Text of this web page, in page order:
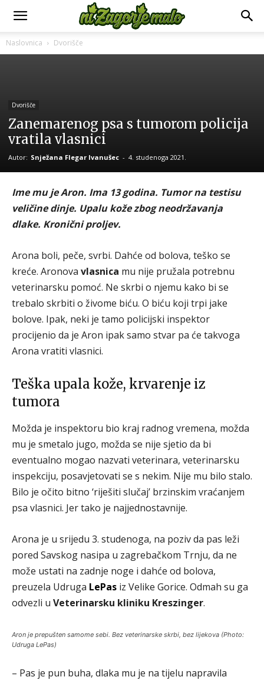
Naslovnica Dvorišče
Dvorišče
Zanemarenog psa s tumorom policija
vratila vlasnici
Autor: Snježana Flegar Ivanušec - 4. studenoga 2021.
Ime mu je Aron. Ima 13 godina. Tumor na testisu
veličine dinje. Upalu kože zbog neodržavanja
dlake. Kronični proljev.
Arona boli, peče, svrbi. Dahće od bolova, teško se
kreće. Aronova vlasnica mu nije pružala potrebnu
veterinarsku pomoć. Ne skrbi o njemu kako bi se
trebalo skrbiti o živome biću. O biću koji trpi jake
bolove. Ipak, neki je tamo policijski inspektor
procijenio da je Aron ipak samo stvar pa će takvoga
Arona vratiti vlasnici.
Teška upala kože, krvarenje iz
tumora
Možda je inspektoru bio kraj radnog vremena, možda
mu je smetalo jugo, možda se nije sjetio da bi
eventualno mogao nazvati veterinara, veterinarsku
inspekciju, posavjetovati se s nekim. Nije mu bilo stalo.
Bilo je očito bitno ‘riješiti slučaj’ brzinskim vraćanjem
psa vlasnici. Jer tako je najjednostavnije.
Arona je u srijedu 3. studenoga, na poziv da pas leži
pored Savskog nasipa u zagrebačkom Trnju, da ne
može ustati na zadnje noge i dahće od bolova,
preuzela Udruga LePas iz Velike Gorice. Odmah su ga
odvezli u Veterinarsku kliniku Kreszinger.
Aron je prepušten samome sebi. Bez veterinarske skrbi, bez lijekova (Photo:
Udruga LePas)
– Pas je pun buha, dlaka mu je na tijelu napravila